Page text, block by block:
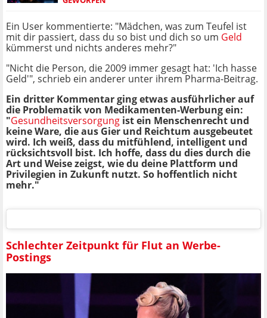
Ein User kommentierte: "Mädchen, was zum Teufel ist
mit dir passiert, dass du so bist und dich so um Geld
kümmerst und nichts anderes mehr?"
"Nicht die Person, die 2009 immer gesagt hat: 'Ich hasse
Geld'", schrieb ein anderer unter ihrem Pharma-Beitrag.
Ein dritter Kommentar ging etwas ausführlicher auf
die Problematik von Medikamenten-Werbung ein:
"Gesundheitsversorgung ist ein Menschenrecht und
keine Ware, die aus Gier und Reichtum ausgebeutet
wird. Ich weiß, dass du mitfühlend, intelligent und
rücksichtsvoll bist. Ich hoffe, dass du dies durch die
Art und Weise zeigst, wie du deine Plattform und
Privilegien in Zukunft nutzt. So hoffentlich nicht
mehr."
Schlechter Zeitpunkt für Flut an Werbe-
Postings